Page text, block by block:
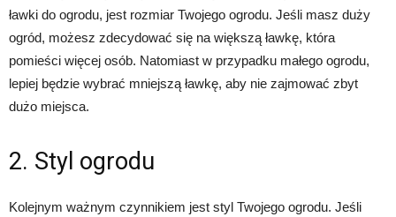
ławki do ogrodu, jest rozmiar Twojego ogrodu. Jeśli masz duży
ogród, możesz zdecydować się na większą ławkę, która
pomieści więcej osób. Natomiast w przypadku małego ogrodu,
lepiej będzie wybrać mniejszą ławkę, aby nie zajmować zbyt
dużo miejsca.
2. Styl ogrodu
Kolejnym ważnym czynnikiem jest styl Twojego ogrodu. Jeśli